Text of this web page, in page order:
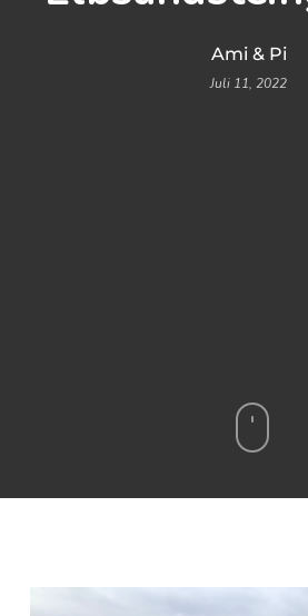
Ami & Pi
Juli 11, 2022